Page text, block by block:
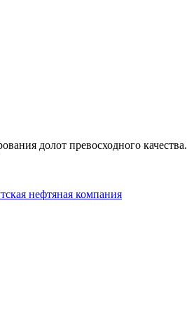
долот превосходного качества.
нефтяная компания